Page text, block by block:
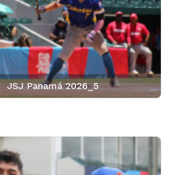
JSJ Panamá 2026_5